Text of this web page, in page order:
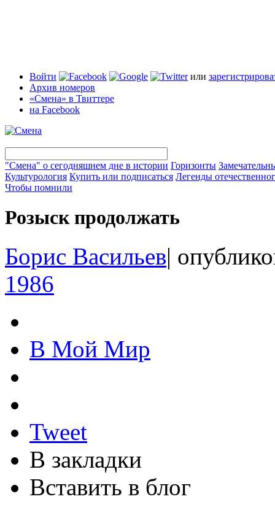
Войти или
Архив номеров
«Смена» в Твиттере
на Facebook
"Смена" о сегодняшнем дне в истории Горизонты
Культурология Купить или подписаться Легенды
Чтобы помнили
Розыск продолжать
Борис Васильев|
1986
В Мой Мир
Tweet
В закладки
Вставить в блог